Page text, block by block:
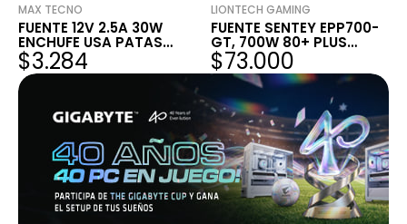
MAX TECNO
FUENTE 12V 2.5A 30W
ENCHUFE USA PATAS
PLANAS
$3.284
LIONTECH GAMING
FUENTE SENTEY EPP700-
GT, 700W 80+ PLUS
BRONZE REAL, ATX 2.31,
58AMP – 12V, ACTIVE
PFC, AUTOFAN SPEED
CONTROL
$73.000